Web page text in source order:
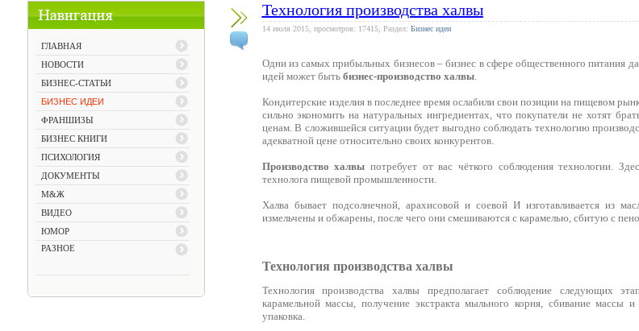
ГЛАВНАЯ
НОВОСТИ
БИЗНЕС-СТАТЬИ
БИЗНЕС ИДЕИ
ФРАНШИЗЫ
БИЗНЕС КНИГИ
ПСИХОЛОГИЯ
ДОКУМЕНТЫ
М&Ж
ВИДЕО
ЮМОР
РАЗНОЕ
Технология производства халвы
14 июля 2015, просмотров: 17415, Раздел: Бизнес идеи
Одни из самых прибыльных бизнесов – бизнес в сфере общественного питания
идей может быть бизнес-производство халвы.
Кондитерские изделия в последнее время ослабили свои позиции на пищевом
сильно экономить на натуральных ингредиентах, что покупатели не хотят
ценам. В сложившейся ситуации будет выгодно соблюдать технологию
адекватной цене относительно своих конкурентов.
Производство халвы потребует от вас чёткого соблюдения технологии.
технолога пищевой промышленности.
Халва бывает подсолнечной, арахисовой и соевой И изготавливается из
измельчены и обжарены, после чего они смешиваются с карамелью, сбитую с
Технология производства халвы
Технология производства халвы предполагает соблюдение следующих
карамельной массы, получение экстракта мыльного корня, сбивание массы
упаковка.